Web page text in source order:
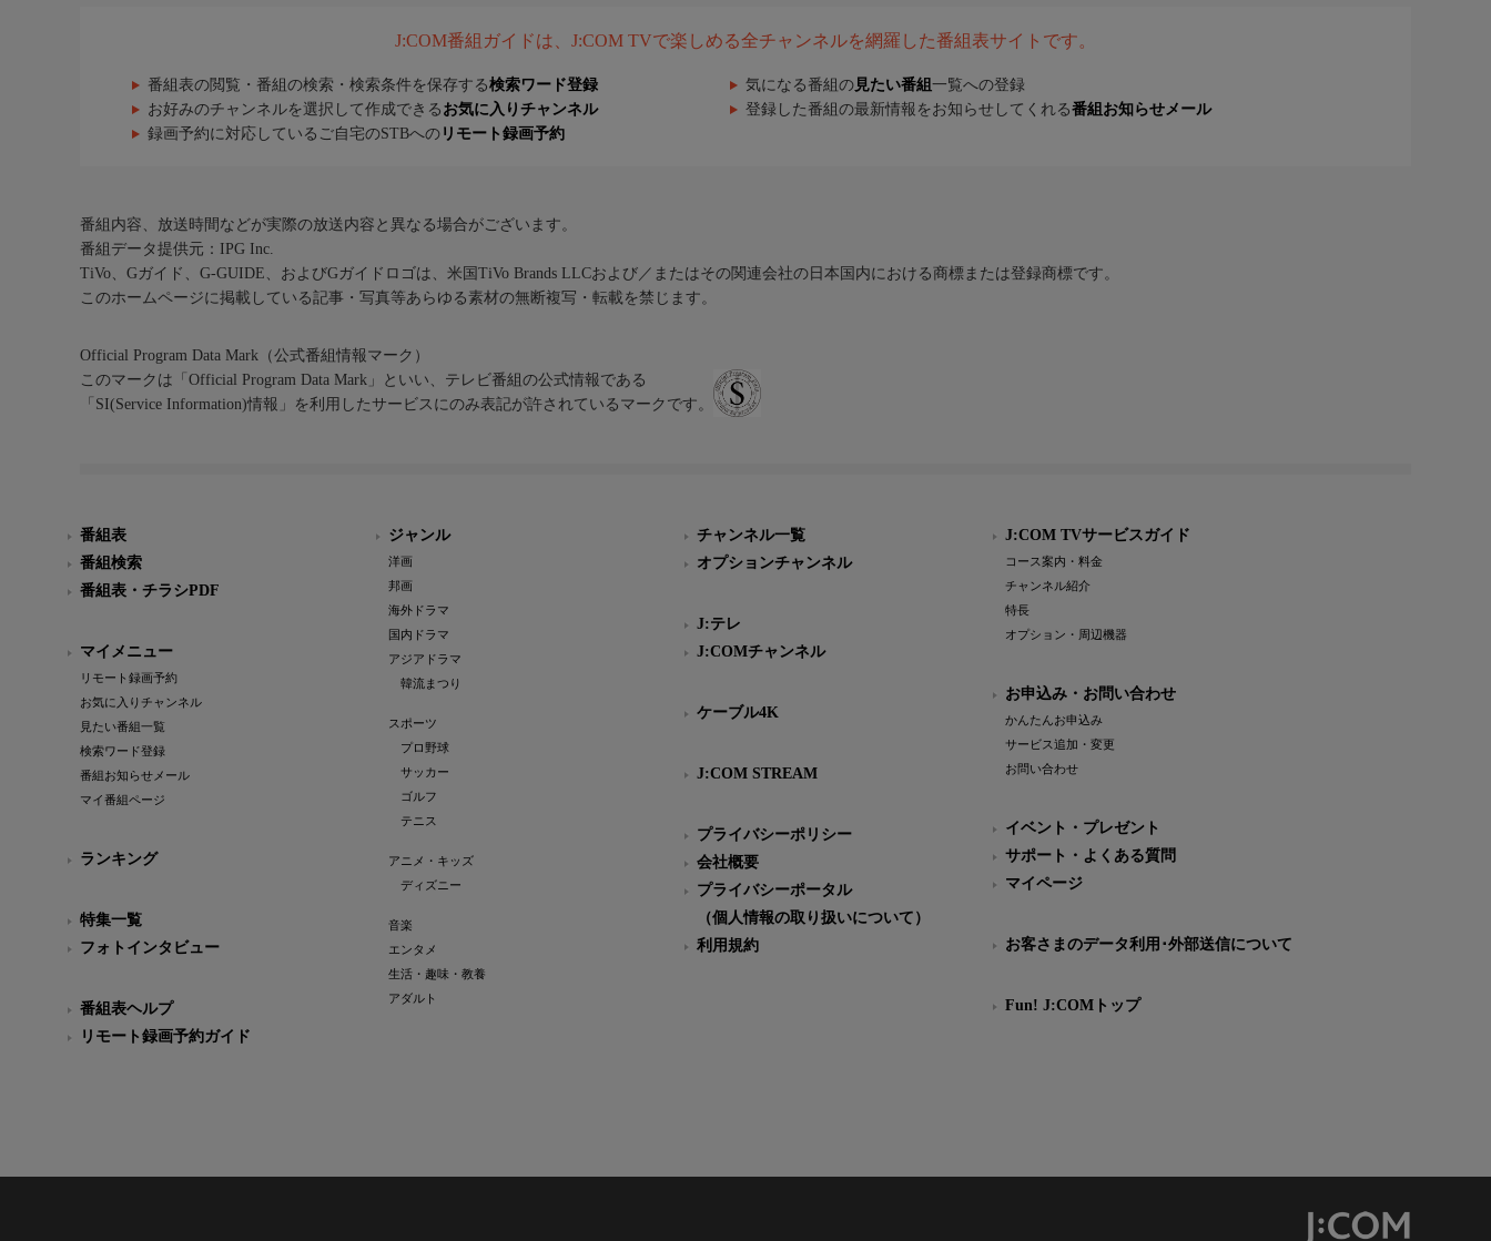
J:COM番組ガイドは、J:COM TVで楽しめる全チャンネルを網羅した番組表サイトです。
番組表の閲覧・番組の検索・検索条件を保存する検索ワード登録 気になる番組の 見たい番組 一覧への登録
お好みのチャンネルを選択して作成できる お気に入りチャンネル 登録した番組の最新情報をお知らせしてくれる番組お知らせメール
録画予約に対応しているご自宅のSTBへの リモート録画予約
番組内容、放送時間などが実際の放送内容と異なる場合がございます。
番組データ提供元：IPG Inc.
TiVo、Gガイド、G-GUIDE、およびGガイドロゴは、米国TiVo Brands LLCおよび／またはその関連会社の日本国内における商標または登録商標です。
このホームページに掲載している記事・写真等あらゆる素材の無断複写・転載を禁じます。
Official Program Data Mark（公式番組情報マーク）
このマークは「Official Program Data Mark」といい、テレビ番組の公式情報である
「SI(Service Information)情報」を利用したサービスにのみ表記が許されているマークです。
番組表
番組検索
番組表・チラシPDF
マイメニュー
リモート録画予約
お気に入りチャンネル
見たい番組一覧
検索ワード登録
番組お知らせメール
マイ番組ページ
ランキング
特集一覧
フォトインタビュー
番組表ヘルプ
リモート録画予約ガイド
ジャンル
洋画
邦画
海外ドラマ
国内ドラマ
アジアドラマ
韓流まつり
スポーツ
プロ野球
サッカー
ゴルフ
テニス
アニメ・キッズ
ディズニー
音楽
エンタメ
生活・趣味・教養
アダルト
チャンネル一覧
オプションチャンネル
J:テレ
J:COMチャンネル
ケーブル4K
J:COM STREAM
プライバシーポリシー
会社概要
プライバシーポータル
（個人情報の取り扱いについて）
利用規約
J:COM TVサービスガイド
コース案内・料金
チャンネル紹介
特長
オプション・周辺機器
お申込み・お問い合わせ
かんたんお申込み
サービス追加・変更
お問い合わせ
イベント・プレゼント
サポート・よくある質問
マイページ
お客さまのデータ利用･外部送信について
Fun! J:COMトップ